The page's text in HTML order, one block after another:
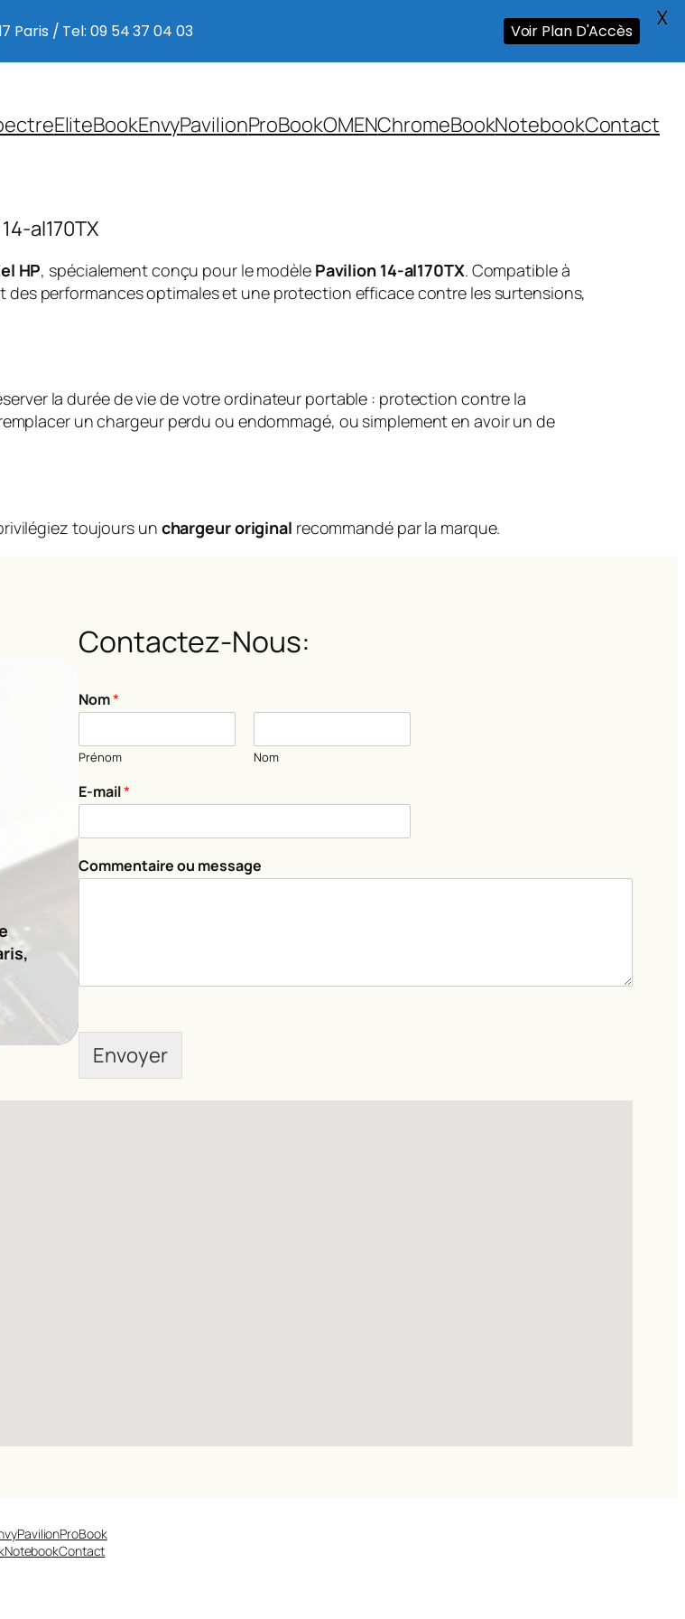
EliteBookEnvyPavilionProBookOMENChromeBookNotebookContact
al170TX
HP, spécialement conçu pour le modèle Pavilion 14-al170TX. Compatible à
performances optimales et une protection efficace contre les surtensions,
la durée de vie de votre ordinateur portable : protection contre la
un chargeur perdu ou endommagé, ou simplement en avoir un de
toujours un chargeur original recommandé par la marque.
Contactez-Nous:
Nom*
Prénom Nom
*
o
o
u
E-mail*
Commentaire ou message
Envoyer
PavilionProBook
NotebookContact
Paris / Tel: 09 54 37 04 03 Voir Plan D'Accès X